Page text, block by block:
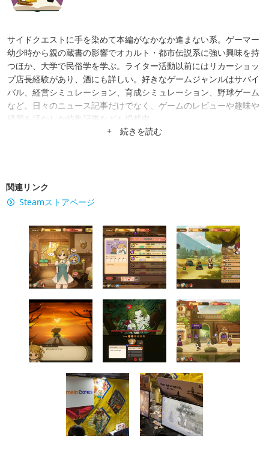
サイドクエストに手を染めて本編がなかなか進まない系。ゲーマー
幼少時から親の蔵書の影響でオカルト・都市伝説系に強い興味を持
つほか、大学で民俗学を学ぶ。ライター活動以前にはリカーショッ
プ店長経験があり、酒にも詳しい。好きなゲームジャンルはサバイ
バル、経営シミュレーション、育成シミュレーション、野球ゲーム
など。日々のニュース記事だけでなく、ゲームのレビューや趣味や
経歴を活かした特集記事なども掲載中。
+ 続きを読む
関連リンク
Steamストアページ